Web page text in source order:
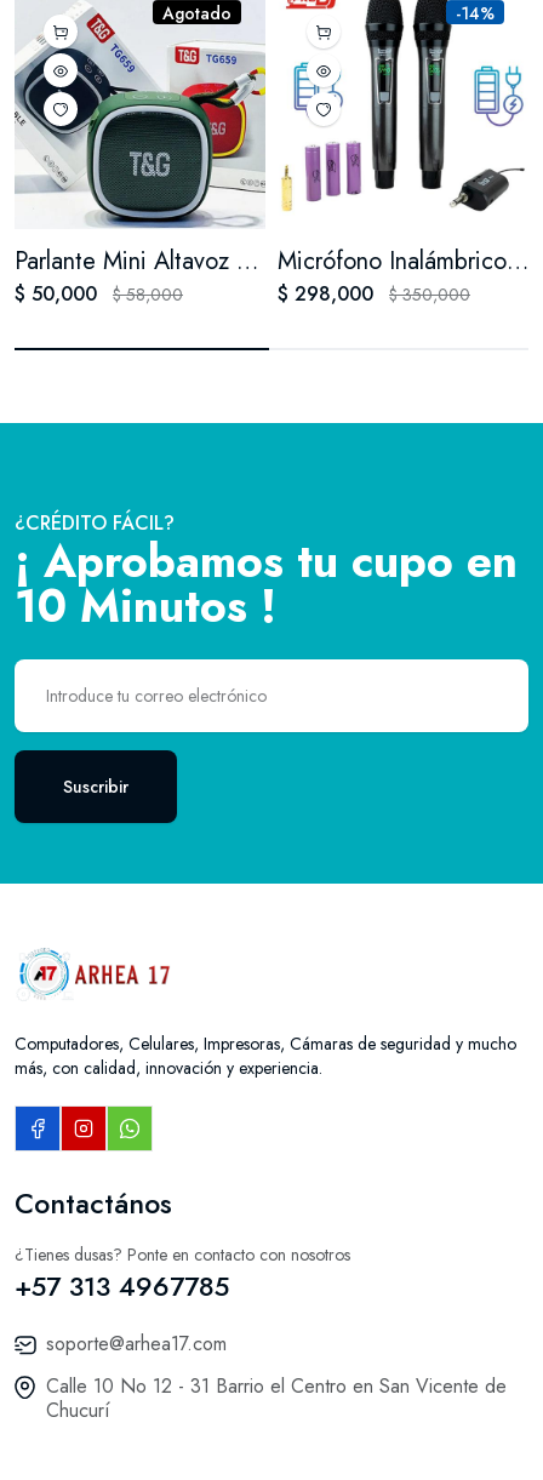
Agotado
Parlante Mini Altavoz Bluetooth Alta Potencia Recargable Rad
$ 50,000 $ 58,000
-14%
Micrófono Inalámbrico Doble Pro Dj M62-m
$ 298,000 $ 350,000
¿CRÉDITO FÁCIL?
¡ Aprobamos tu cupo en
10 Minutos !
Suscribir
Computadores, Celulares, Impresoras, Cámaras de seguridad y mucho
más, con calidad, innovación y experiencia.
Contactános
¿Tienes dusas? Ponte en contacto con nosotros
+57 313 4967785
soporte@arhea17.com
Calle 10 No 12 - 31 Barrio el Centro en San Vicente de
Chucurí